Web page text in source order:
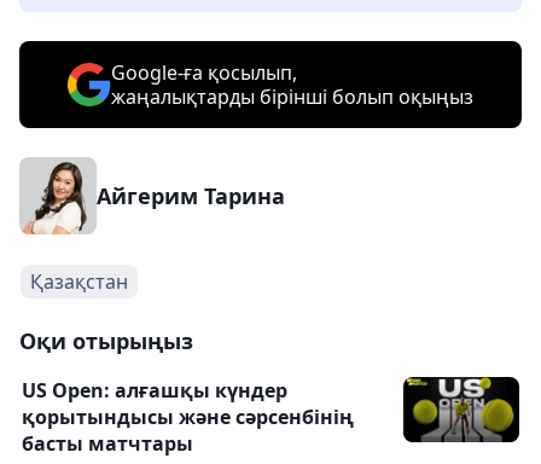
Google-ға қосылып,
жаңалықтарды бірінші болып оқыңыз
Айгерим Тарина
Қазақстан
Оқи отырыңыз
US Open: алғашқы күндер
қорытындысы және сәрсенбінің
басты матчтары